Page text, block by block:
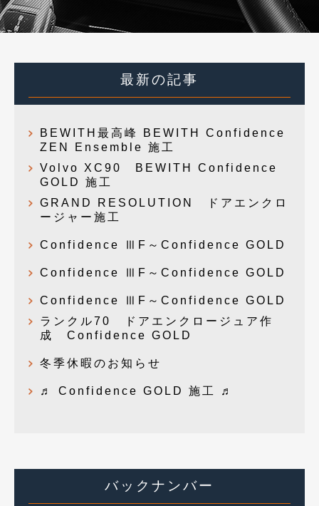
最新の記事
BEWITH最高峰 BEWITH Confidence
ZEN Ensemble 施工
Volvo XC90 BEWITH Confidence
GOLD 施工
GRAND RESOLUTION ドアエンクロ
ージャー施工
Confidence ⅢF～Confidence GOLD
Confidence ⅢF～Confidence GOLD
Confidence ⅢF～Confidence GOLD
ランクル70 ドアエンクロージュア作
成 Confidence GOLD
冬季休暇のお知らせ
♬ Confidence GOLD 施工 ♬
バックナンバー